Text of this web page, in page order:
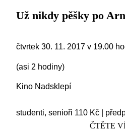
Už nikdy pěšky po
čtvrtek 30. 11. 2017 v 19.00
(asi 2 hodiny)
Kino Nadsklepí
studenti, senioři 110 Kč
ČTĚTE